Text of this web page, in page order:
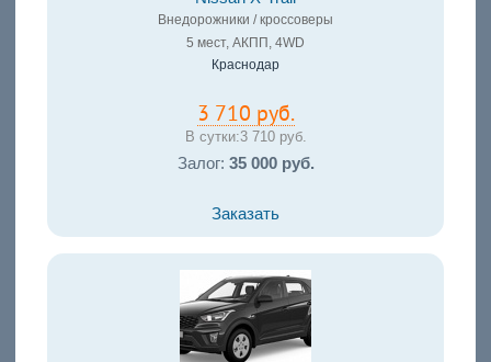
Внедорожники / кроссоверы
5 мест, АКПП, 4WD
Краснодар
3 710 руб.
В сутки:3 710 руб.
Залог: 35 000 руб.
Заказать